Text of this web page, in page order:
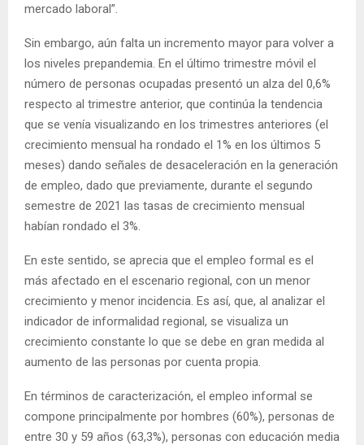
mercado laboral”.
Sin embargo, aún falta un incremento mayor para volver a
los niveles prepandemia. En el último trimestre móvil el
número de personas ocupadas presentó un alza del 0,6%
respecto al trimestre anterior, que continúa la tendencia
que se venía visualizando en los trimestres anteriores (el
crecimiento mensual ha rondado el 1% en los últimos 5
meses) dando señales de desaceleración en la generación
de empleo, dado que previamente, durante el segundo
semestre de 2021 las tasas de crecimiento mensual
habían rondado el 3%.
En este sentido, se aprecia que el empleo formal es el
más afectado en el escenario regional, con un menor
crecimiento y menor incidencia. Es así, que, al analizar el
indicador de informalidad regional, se visualiza un
crecimiento constante lo que se debe en gran medida al
aumento de las personas por cuenta propia.
En términos de caracterización, el empleo informal se
compone principalmente por hombres (60%), personas de
entre 30 y 59 años (63,3%), personas con educación media